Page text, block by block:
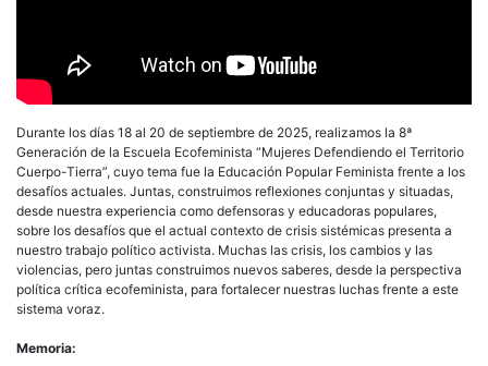
Durante los días 18 al 20 de septiembre de 2025, realizamos la 8ª
Generación de la Escuela Ecofeminista “Mujeres Defendiendo el Territorio
Cuerpo-Tierra”, cuyo tema fue la Educación Popular Feminista frente a los
desafíos actuales. Juntas, construimos reflexiones conjuntas y situadas,
desde nuestra experiencia como defensoras y educadoras populares,
sobre los desafíos que el actual contexto de crisis sistémicas presenta a
nuestro trabajo político activista. Muchas las crisis, los cambios y las
violencias, pero juntas construimos nuevos saberes, desde la perspectiva
política crítica ecofeminista, para fortalecer nuestras luchas frente a este
sistema voraz.
Memoria: